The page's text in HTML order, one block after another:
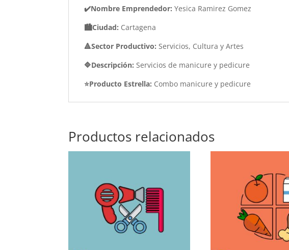
✔️Nombre Emprendedor:Yesica Ramirez Gomez
🏙️Ciudad: Cartagena
🔺Sector Productivo:Servicios, Cultura y Artes
🔷Descripción:Servicios de manicure y pedicure
⭐Producto Estrella: Combo manicure y pedicure
Productos relacionados